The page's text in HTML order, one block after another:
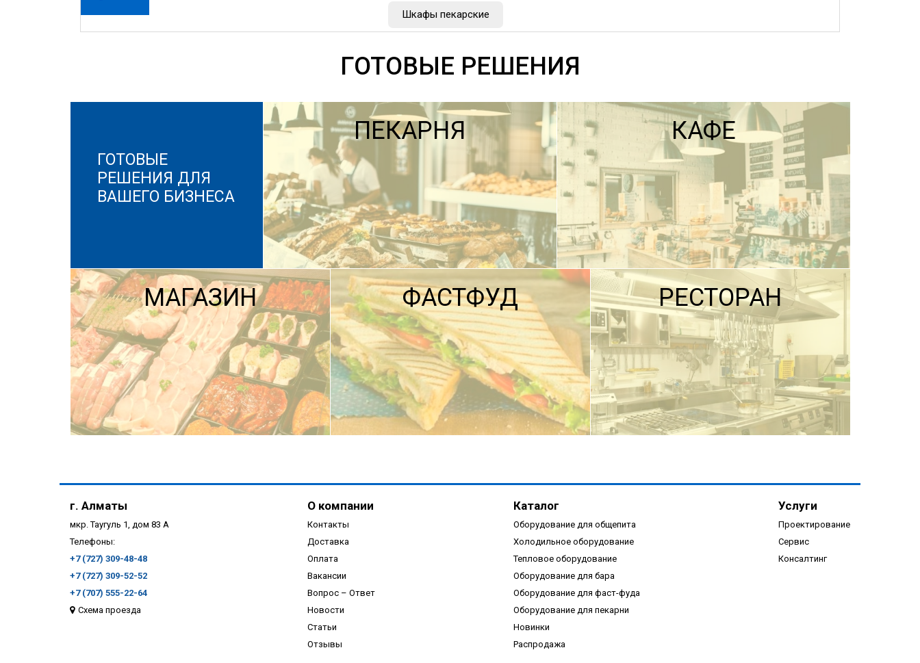
Шкафы пекарские
ГОТОВЫЕ РЕШЕНИЯ
ГОТОВЫЕ
РЕШЕНИЯ ДЛЯ
ВАШЕГО БИЗНЕСА
ПЕКАРНЯ
ПОДРОБНЕЕ
КАФЕ
ПОДРОБНЕЕ
МАГАЗИН ФАСТФУД РЕСТОРАН
г. Алматы
мкр. Таугуль 1, дом 83 А
Телефоны:
+7 (727) 309-48-48
+7 (727) 309-52-52
+7 (707) 555-22-64
Схема проезда
О компании
Контакты
Доставка
Оплата
Вакансии
Вопрос – Ответ
Новости
Статьи
Отзывы
Каталог
Оборудование для общепита
Холодильное оборудование
Тепловое оборудование
Оборудование для бара
Оборудование для фаст-фуда
Оборудование для пекарни
Новинки
Распродажа
Услуги
Проектирование
Сервис
Консалтинг